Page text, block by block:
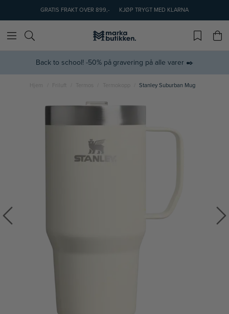
GRATIS FRAKT OVER 899,- KJØP TRYGT MED KLARNA
Back to school! -50% på gravering på alle varer ✒️
Hjem Friluft Termokopp Stanley Suburban Mug